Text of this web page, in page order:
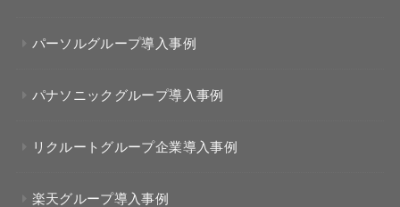
パーソルグループ導入事例
パナソニックグループ導入事例
リクルートグループ企業導入事例
楽天グループ導入事例